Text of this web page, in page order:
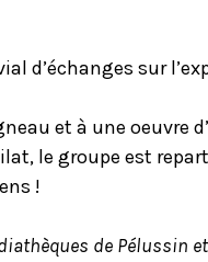
d’échanges sur
et à une oeuvre
le groupe est
!
de Pélussin